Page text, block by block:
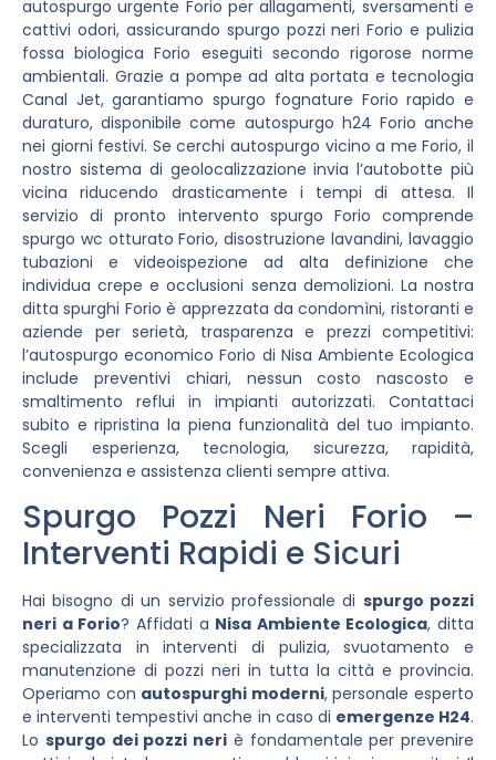
autospurgo urgente Forio per allagamenti, sversamenti e
cattivi odori, assicurando spurgo pozzi neri Forio e pulizia
fossa biologica Forio eseguiti secondo rigorose norme
ambientali. Grazie a pompe ad alta portata e tecnologia
Canal Jet, garantiamo spurgo fognature Forio rapido e
duraturo, disponibile come autospurgo h24 Forio anche
nei giorni festivi. Se cerchi autospurgo vicino a me Forio, il
nostro sistema di geolocalizzazione invia l’autobotte più
vicina riducendo drasticamente i tempi di attesa. Il
servizio di pronto intervento spurgo Forio comprende
spurgo wc otturato Forio, disostruzione lavandini, lavaggio
tubazioni e videoispezione ad alta definizione che
individua crepe e occlusioni senza demolizioni. La nostra
ditta spurghi Forio è apprezzata da condomìni, ristoranti e
aziende per serietà, trasparenza e prezzi competitivi:
l’autospurgo economico Forio di Nisa Ambiente Ecologica
include preventivi chiari, nessun costo nascosto e
smaltimento reflui in impianti autorizzati. Contattaci
subito e ripristina la piena funzionalità del tuo impianto.
Scegli esperienza, tecnologia, sicurezza, rapidità,
convenienza e assistenza clienti sempre attiva.
Spurgo Pozzi Neri Forio –
Interventi Rapidi e Sicuri
Hai bisogno di un servizio professionale di spurgo pozzi
neri a Forio? Affidati a Nisa Ambiente Ecologica, ditta
specializzata in interventi di pulizia, svuotamento e
manutenzione di pozzi neri in tutta la città e provincia.
Operiamo con autospurghi moderni, personale esperto
e interventi tempestivi anche in caso di emergenze H24.
Lo spurgo dei pozzi neri è fondamentale per prevenire